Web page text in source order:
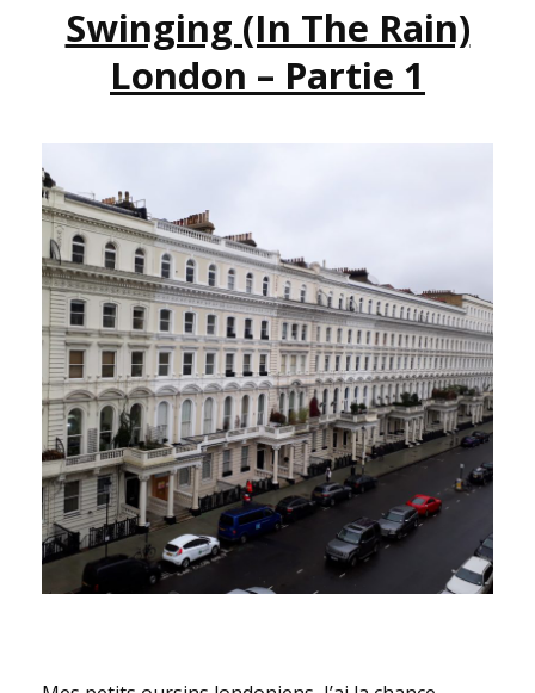
DE
PRENDRE
DES
CONGÉS
Swinging (in The Rain)
London – Partie 1